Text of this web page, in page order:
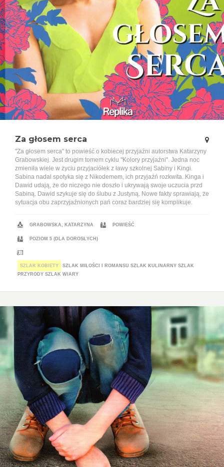
Za głosem serca
"Za głosem serca" to powieść o kobiecej przyjaźni autorstwa Katarzyny
Grabowskiej. Jest drugim tomem cyklu "Kolory przyjaźni". Jedna noc
zmieniła wiele w życiu przyjaciółek z ławy szkolnej Sabiny i Kingi.
Sabina nadal spotyka się z Nikodemem, ich przyjaźń rozkwita. Kinga i
Dawid udają, że do niczego nie doszło i ukrywają swoje uczucia przd
Sabiną. Dawid szykuje się do ślubu z Justyną. Nowe fakty sprawiają, że
sytuacja obu zaprzyjaźnionych pań coraz bardziej się komplikuje.
GRABOWSKA, KATARZYNA POWIEŚĆ
POZIOM 5 (DLA DOROSŁYCH)
SZLAK KOBIETY SZLAK MIŁOŚCI I ROMANSU SZLAK KULINARNY SZLAK
PRZYRODY SZLAK WIARY